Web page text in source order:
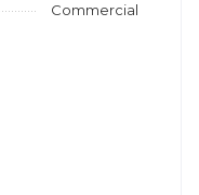
Commercial